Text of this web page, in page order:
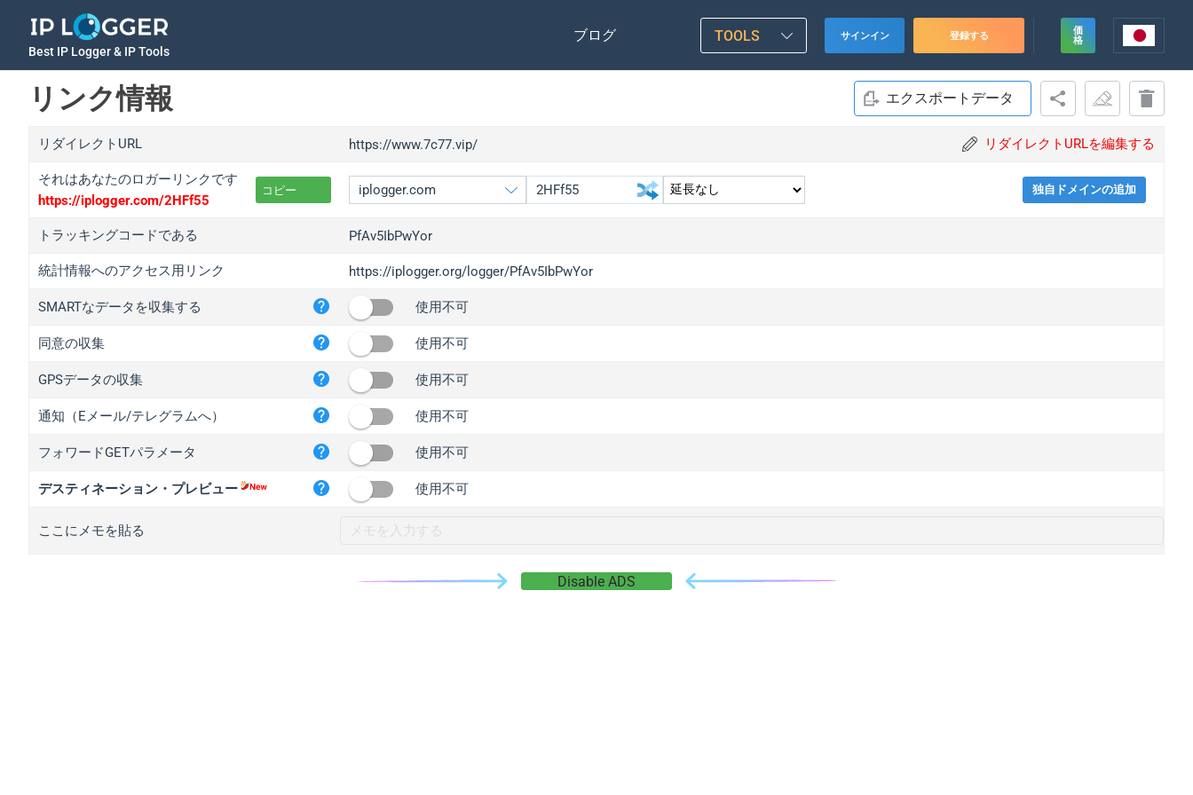
Best IP Logger & IP Tools
ブログ TOOLS サインイン 登録する
価
格
リンク情報 エクスポートデータ
リダイレクトURL https://www.7c77.vip/ リダイレクトURLを編集する
それはあなたのロガーリンクです
https://iplogger.com/2HFf55
コピー
iplogger.org
wl.gl
ed.tc
iplogger.com
iplogger.co
2no.co
iplogger.info
独自ドメインの追加
トラッキングコードである PfAv5IbPwYor
統計情報へのアクセス用リンク https://iplogger.org/logger/PfAv5IbPwYor
SMARTなデータを収集する 使用不可
同意の収集 使用不可
GPSデータの収集 使用不可
通知（Eメール/テレグラムへ） 使用不可
フォワードGETパラメータ 使用不可
デスティネーション・プレビュー 使用不可
ここにメモを貼る
Disable ADS